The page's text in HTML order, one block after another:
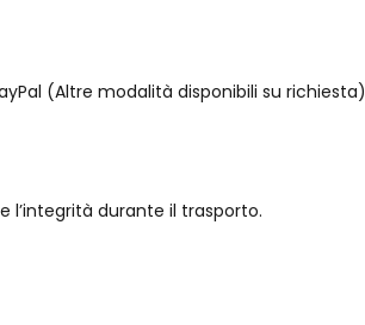
(Altre modalità disponibili su richiesta)
l’integrità durante il trasporto.